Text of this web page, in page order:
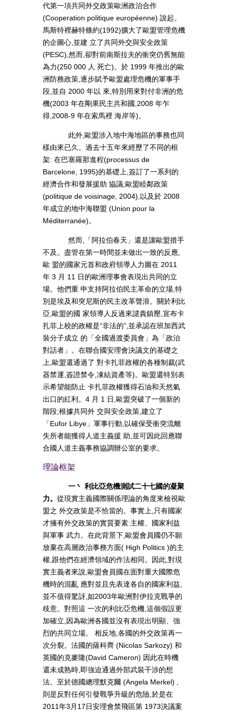
代第一項共同外交政策歐洲政治合作
(Cooperation politique européenne) 說起。
馬斯特裡赫特條約(1992)擴大了歐盟管理危機
的企圖心,並建 立了共同外交與安全政策
(PESC),然而,卻對前南斯拉夫的衝突仍舊無能
為力(250 000 人 死亡)。於 1999 年推出的歐
洲防務政策,逐步賦予歐盟處理危機的軍事手
段,並自 2000 年以 來,特別用來對付非洲的危
機(2003 年在剛果民主共和國,2008 年乍
得,2008-9 年在索馬裡 海岸等)。
此外,歐盟涉入地中海地區的事務也同
樣由來已久。過去十五年來經歷了不同的框
架: 在巴塞羅那進程(processus de
Barcelone, 1995)的基礎上,簽訂了一系列的
經濟合作和發展援助 協議;歐盟睦鄰政策
(politique de voisinage, 2004),以及於 2008
年成立的地中海聯盟 (Union pour la
Méditerranée)。
然而,「阿拉伯春天」還是讓歐盟措手
不及。盡管在第一時間並未做出一致的反應,
歐 盟的國家元首和政府領導人力圖在 2011
年 3 月 11 日的歐洲理事會表現出共同的立
場。他們重 申支持阿拉伯民主革命的立場,特
別是埃及和突尼斯的民主改革聲浪。關於利比
亞,歐盟的國 家領導人反過來譴責鎮壓,宣布卡
扎菲上校的政權是“非法的”,並承認在班加西武
裝分子成立 的「全國過渡委員會」為「政治
對話者」。在聯合國安理會決議文的基礎之
上,歐盟還通過了 對卡扎菲政權的各種制裁(武
器禁運,簽證禁令,凍結資產等)。歐盟還特別表
示希望能防止 卡扎菲政權獲得石油和天然氣
出口的紅利。4 月 1 日,歐盟突破了一個新的
階段;根據共同外 交與安全政策,建立了
「Eufor Libye」軍事行動,以確保受衝突流離
失所者能獲得人道主義援 助,並可因此回應聯
合國人道主義事務協調辦公室的要求。
理論框架
一丶 利比亞危機測試二十七國的凝聚
力。 從現實主義國際關係理論的角度來檢視歐
盟之 外交政策是不恰當的。事實上,只有國家
才擁有外交政策的實質要素:主權、國家利益
與軍事 武力。在此背景下,歐盟會員國仍不願
放棄在高層政治事務方面( High Politics )的主
權,跟他們在經濟領域的作法相同。因此,對現
實主義者來說,歐盟會員國在面對重大國際危
機時的混亂 應對並且先表達各自的國家利益,
並不值得驚訝,如2003年歐洲對伊拉克戰爭的
歧意。對照這 一次的利比亞危機,這個假設更
加確立,因為歐洲各國並沒有表現出明顯、強
烈的共同立場。 相反地,各國的外交政策再一
次分裂。法國的薩科齊 (Nicolas Sarkozy) 和
英國的克麥隆(David Cameron) 因此在時機
還未成熟時,即強迫通過外部武裝干涉的想
法。至於德國總理默克爾 (Angela Merkel) ,
則是反對任何引發戰爭升級的危險,於是在
2011年3月17日安理會禁飛區第 1973決議案